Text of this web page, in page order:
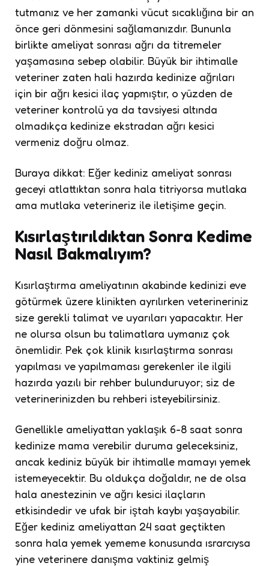
tutmanız ve her zamanki vücut sıcaklığına bir an
önce geri dönmesini sağlamanızdır. Bununla
birlikte ameliyat sonrası ağrı da titremeler
yaşamasına sebep olabilir. Büyük bir ihtimalle
veteriner zaten hali hazırda kedinize ağrıları
için bir ağrı kesici ilaç yapmıştır, o yüzden de
veteriner kontrolü ya da tavsiyesi altında
olmadıkça kedinize ekstradan ağrı kesici
vermeniz doğru olmaz.
Buraya dikkat: Eğer kediniz ameliyat sonrası
geceyi atlattıktan sonra hala titriyorsa mutlaka
ama mutlaka veterineriz ile iletişime geçin.
Kısırlaştırıldıktan Sonra Kedime
Nasıl Bakmalıyım?
Kısırlaştırma ameliyatının akabinde kedinizi eve
götürmek üzere klinikten ayrılırken veterineriniz
size gerekli talimat ve uyarıları yapacaktır. Her
ne olursa olsun bu talimatlara uymanız çok
önemlidir. Pek çok klinik kısırlaştırma sonrası
yapılması ve yapılmaması gerekenler ile ilgili
hazırda yazılı bir rehber bulunduruyor; siz de
veterinerinizden bu rehberi isteyebilirsiniz.
Genellikle ameliyattan yaklaşık 6-8 saat sonra
kedinize mama verebilir duruma geleceksiniz,
ancak kediniz büyük bir ihtimalle mamayı yemek
istemeyecektir. Bu oldukça doğaldır, ne de olsa
hala anestezinin ve ağrı kesici ilaçların
etkisindedir ve ufak bir iştah kaybı yaşayabilir.
Eğer kediniz ameliyattan 24 saat geçtikten
sonra hala yemek yememe konusunda ısrarcıysa
yine veterinere danışma vaktiniz gelmiş